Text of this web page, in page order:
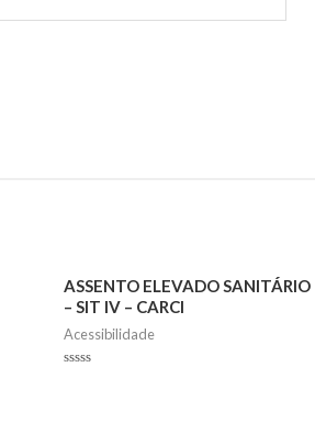
ASSENTO ELEVADO SANITÁRIO
– SIT IV – CARCI
Acessibilidade